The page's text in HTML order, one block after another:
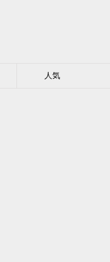
人気